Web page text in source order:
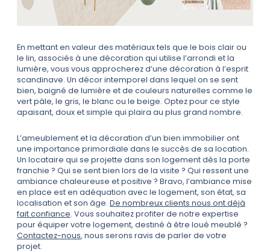
En mettant en valeur des matériaux tels que le bois clair ou
le lin, associés à une décoration qui utilise l’arrondi et la
lumière, vous vous approcherez d’une décoration à l’esprit
scandinave. Un décor intemporel dans lequel on se sent
bien, baigné de lumière et de couleurs naturelles comme le
vert pâle, le gris, le blanc ou le beige. Optez pour ce style
apaisant, doux et simple qui plaira au plus grand nombre.
L’ameublement et la décoration d’un bien immobilier ont
une importance primordiale dans le succès de sa location.
Un locataire qui se projette dans son logement dès la porte
franchie ? Qui se sent bien lors de la visite ? Qui ressent une
ambiance chaleureuse et positive ? Bravo, l’ambiance mise
en place est en adéquation avec le logement, son état, sa
localisation et son âge. De nombreux clients nous ont déjà
fait confiance. Vous souhaitez profiter de notre expertise
pour équiper votre logement, destiné à être loué meublé ?
Contactez-nous, nous serons ravis de parler de votre
projet.